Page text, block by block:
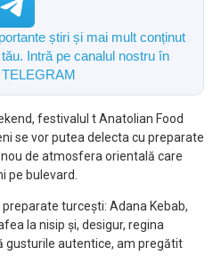
știri și mai mult conținut
Intră pe canalul nostru în
festivalul t Anatolian Food
se vor putea delecta cu preparate
de atmosfera orientală care
pe bulevard.
turcești: Adana Kebab,
la nisip și, desigur, regina
gusturile autentice, am pregătit